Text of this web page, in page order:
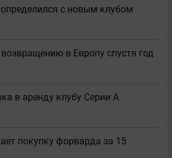
с новым клубом
в Европу спустя год
в аренду клубу Серии А
покупку форварда за 15